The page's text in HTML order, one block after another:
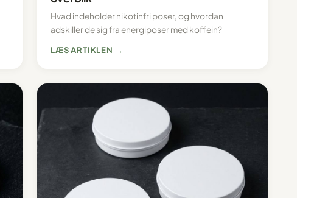
Hvad indeholder nikotinfri poser, og hvordan
adskiller de sig fra energiposer med koffein?
LÆS ARTIKLEN →